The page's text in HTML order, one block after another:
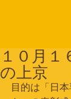
１０月
の上京
目的は「日